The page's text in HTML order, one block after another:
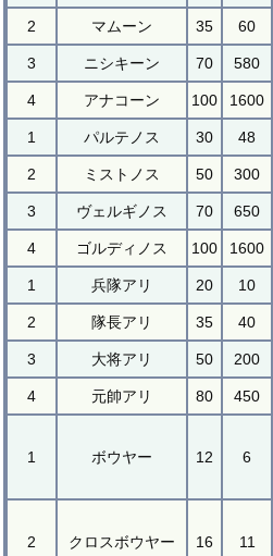
2 マムーン 35 60
3 ニシキーン 70 580
4 アナコーン 100 1600
1 パルテノス 30 48
2 ミストノス 50 300
3 ヴェルギノス 70 650
4 ゴルディノス 100 1600
1 兵隊アリ 20 10
2 隊長アリ 35 40
3 大将アリ 50 200
4 元帥アリ 80 450
1 ボウヤー 12 6
2 クロスボウヤー 16 11